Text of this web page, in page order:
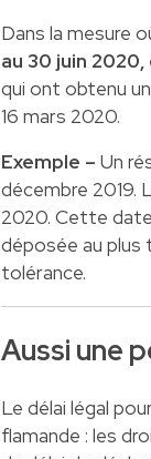
Dans la mesure
au 30 juin 2020,
qui ont obtenu
16 mars 2020.
Exemple – Un
décembre 2019.
2020. Cette date
déposée au plus
tolérance.
Aussi une
Le délai légal
flamande : les